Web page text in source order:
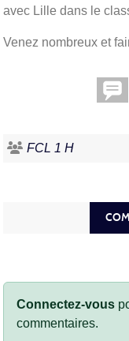
avec Lille dans le
Venez nombreux et
FCL 1 H
Connectez-vous
commentaires.